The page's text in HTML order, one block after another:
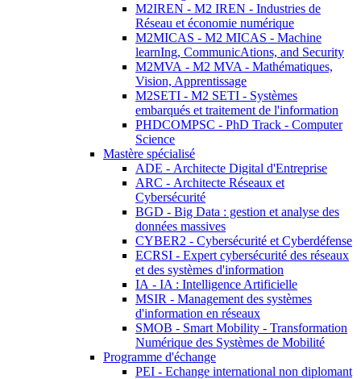
M2IREN - M2 IREN - Industries de
Réseau et économie numérique
M2MICAS - M2 MICAS - Machine
learnIng, CommunicAtions, and Security
M2MVA - M2 MVA - Mathématiques,
Vision, Apprentissage
M2SETI - M2 SETI - Systèmes
embarqués et traitement de l'information
PHDCOMPSC - PhD Track - Computer
Science
Mastère spécialisé
ADE - Architecte Digital d'Entreprise
ARC - Architecte Réseaux et
Cybersécurité
BGD - Big Data : gestion et analyse des
données massives
CYBER2 - Cybersécurité et Cyberdéfense
ECRSI - Expert cybersécurité des réseaux
et des systèmes d'information
IA - IA : Intelligence Artificielle
MSIR - Management des systèmes
d'information en réseaux
SMOB - Smart Mobility - Transformation
Numérique des Systèmes de Mobilité
Programme d'échange
PEI - Echange international non diplomant